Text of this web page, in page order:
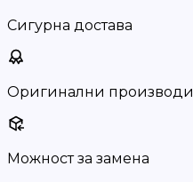
Сигурна достава
Оригинални производи
Можност за замена